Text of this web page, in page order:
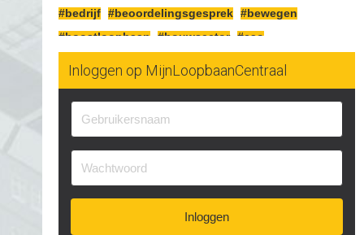
#bedrijf #beoordelingsgesprek #bewegen
#boostloopbaan #bouwsector #cao
#doorgaan
#experimenteren
#financiën
#jobcraften #jobcrafting #jobcraftingstechnieken
#kennismaken
Inloggen op MijnLoopbaanCentraal
Inloggen